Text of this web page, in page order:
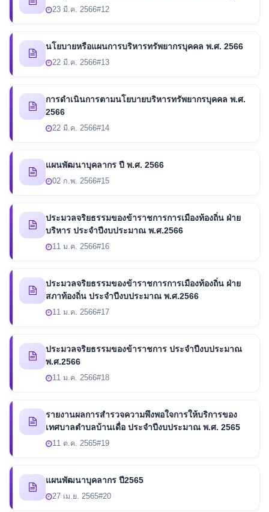
23 มี.ค. 2566#12
นโยบายหรือแผนการบริหารทรัพยากรบุคคล พ.ศ. 2566
22 มี.ค. 2566#13
การดำเนินการตามนโยบายบริหารทรัพยากรบุคคล พ.ศ.
2566
22 มี.ค. 2566#14
แผนพัฒนาบุคลากร ปี พ.ศ. 2566
02 ก.พ. 2566#15
ประมวลจริยธรรมของข้าราชการการเมืองท้องถิ่น ฝ่าย
บริหาร ประจำปีงบประมาณ พ.ศ.2566
11 ม.ค. 2566#16
ประมวลจริยธรรมของข้าราชการการเมืองท้องถิ่น ฝ่าย
สภาท้องถิ่น ประจำปีงบประมาณ พ.ศ.2566
11 ม.ค. 2566#17
ประมวลจริยธรรมของข้าราชการ ประจำปีงบประมาณ
พ.ศ.2566
11 ม.ค. 2566#18
รายงานผลการสำรวจความพึงพอใจการให้บริการของ
เทศบาลตำบลบ้านเดื่อ ประจำปีงบประมาณ พ.ศ. 2565
11 ต.ค. 2565#19
แผนพัฒนาบุคลากร ปี2565
27 เม.ย. 2565#20